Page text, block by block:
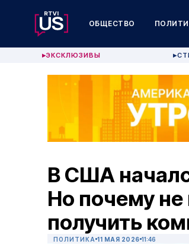
ОБЩЕСТВО
▶ЭКСКЛЮЗИВЫ ▶
В США
Но почему не
получить
ПОЛИТИКА 11 МАЯ 2026 11:46